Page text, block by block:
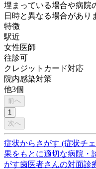
埋まっている場合や病院
日時と異なる場合があり
特徴
駅近
女性医師
往診可
クレジットカード対応
院内感染対策
他3個
前へ
1
次へ
症状からさがす (症状チ
果をもとに適切な病院・
がす歯医者さんの対面診